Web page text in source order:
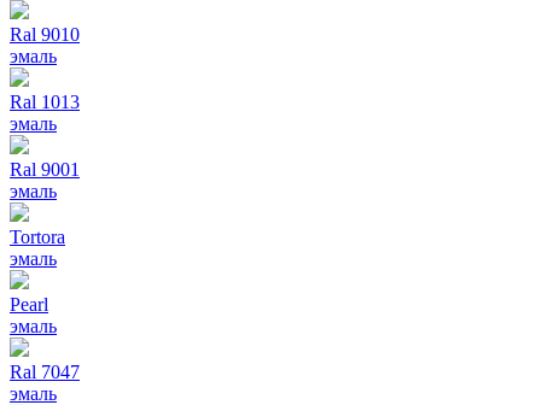
Ral 9010
эмаль
Ral 1013
эмаль
Ral 9001
эмаль
Tortora
эмаль
Pearl
эмаль
Ral 7047
эмаль